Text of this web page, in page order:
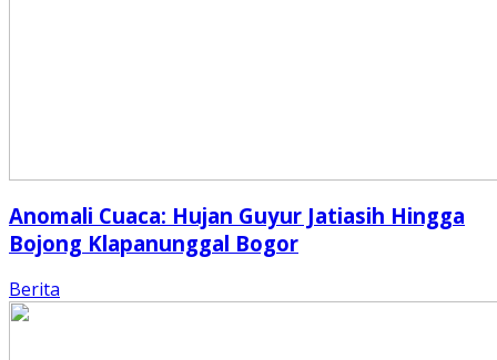
Anomali Cuaca: Hujan Guyur Jatiasih Hingga
Bojong Klapanunggal Bogor
Berita